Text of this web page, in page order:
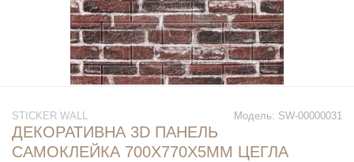
Модель: SW-00000031
STICKER WALL
ДЕКОРАТИВНА 3D ПАНЕЛЬ
САМОКЛЕЙКА 700Х770Х5ММ ЦЕГЛА